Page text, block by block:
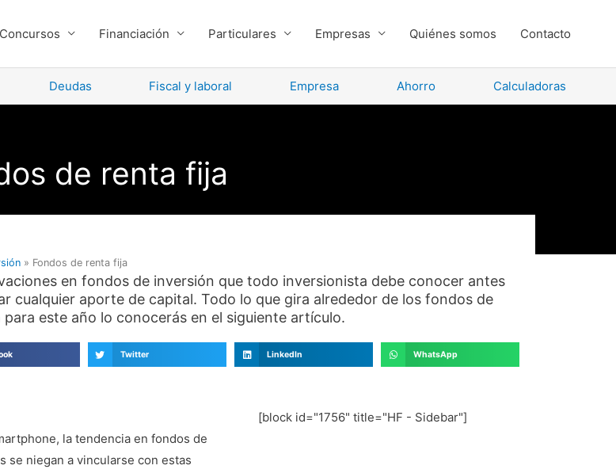
Concursos Financiación Particulares Empresas Quiénes somos Contacto
Deudas Fiscal y laboral Empresa Ahorro Calculadoras
de renta fija
» Fondos de renta fija
en fondos de inversión que todo inversionista debe conocer antes
cualquier aporte de capital. Todo lo que gira alrededor de los fondos de
para este año lo conocerás en el siguiente artículo.
Twitter LinkedIn WhatsApp
la tendencia en fondos de
se niegan a vincularse con estas
[block id="1756" title="HF - Sidebar"]